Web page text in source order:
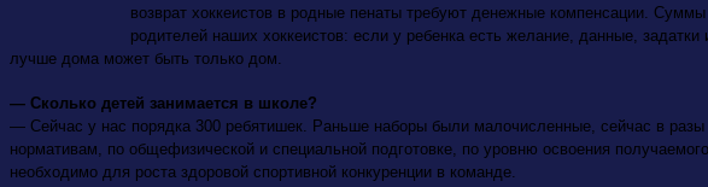
возврат хоккеистов в родные пенаты требуют денежные компенсации.
родителей наших хоккеистов: если у ребенка есть желание, данные,
лучше дома может быть только дом.
— Сколько детей занимается в школе?
— Сейчас у нас порядка 300 ребятишек. Раньше наборы были малочисленные, сейчас в
нормативам, по общефизической и специальной подготовке, по уровню освоения
необходимо для роста здоровой спортивной конкуренции в команде.